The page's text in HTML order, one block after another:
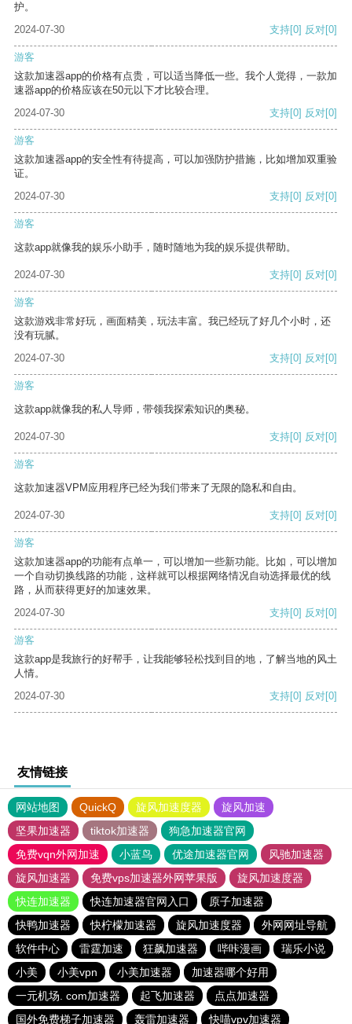
护。
2024-07-30
支持[0] 反对[0]
游客
这款加速器app的价格有点贵，可以适当降低一些。我个人觉得，一款加
速器app的价格应该在50元以下才比较合理。
2024-07-30
支持[0] 反对[0]
游客
这款加速器app的安全性有待提高，可以加强防护措施，比如增加双重验
证。
2024-07-30
支持[0] 反对[0]
游客
这款app就像我的娱乐小助手，随时随地为我的娱乐提供帮助。
2024-07-30 支持[0] 反对[0]
游客
这款游戏非常好玩，画面精美，玩法丰富。我已经玩了好几个小时，还
没有玩腻。
2024-07-30
支持[0] 反对[0]
游客
这款app就像我的私人导师，带领我探索知识的奥秘。
2024-07-30 支持[0] 反对[0]
游客
这款加速器VPM应用程序已经为我们带来了无限的隐私和自由。
2024-07-30 支持[0] 反对[0]
游客
这款加速器app的功能有点单一，可以增加一些新功能。比如，可以增加
一个自动切换线路的功能，这样就可以根据网络情况自动选择最优的线
路，从而获得更好的加速效果。
2024-07-30
支持[0] 反对[0]
游客
这款app是我旅行的好帮手，让我能够轻松找到目的地，了解当地的风土
人情。
2024-07-30
支持[0] 反对[0]
友情链接
网站地图 QuickQ 旋风加速度器
旋风加速
坚果加速器
tiktok加速器
狗急加速器官网
免费vqn外网加速
小蓝鸟 优途加速器官网
风驰加速器
旋风加速器
免费vps加速器外网苹果版
旋风加速度器
快连加速器
快连加速器官网入口
原子加速器
快鸭加速器
快柠檬加速器 旋风加速度器
外网网址导航
软件中心
雷霆加速 狂飙加速器 哔咔漫画
瑞乐小说
小美
小美vpn 小美加速器
加速器哪个好用
一元机场. com加速器
起飞加速器
点点加速器
国外免费梯子加速器
轰雷加速器 快喵vpv加速器